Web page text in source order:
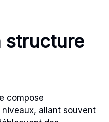
structure
compose
allant souvent